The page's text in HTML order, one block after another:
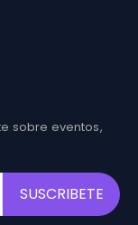
sobre eventos,